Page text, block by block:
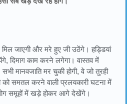
मिल जाएगी और मरे हुए जी उठेंगे। हड्डियां
काम करने लगेगा। वास्तव में
मानवजाति मर चुकी होगी, वे जो तुरही
समतल करने वाली प्रलयकारी घटना में
समूहों में खड़े होकर आगे देखेंगे।